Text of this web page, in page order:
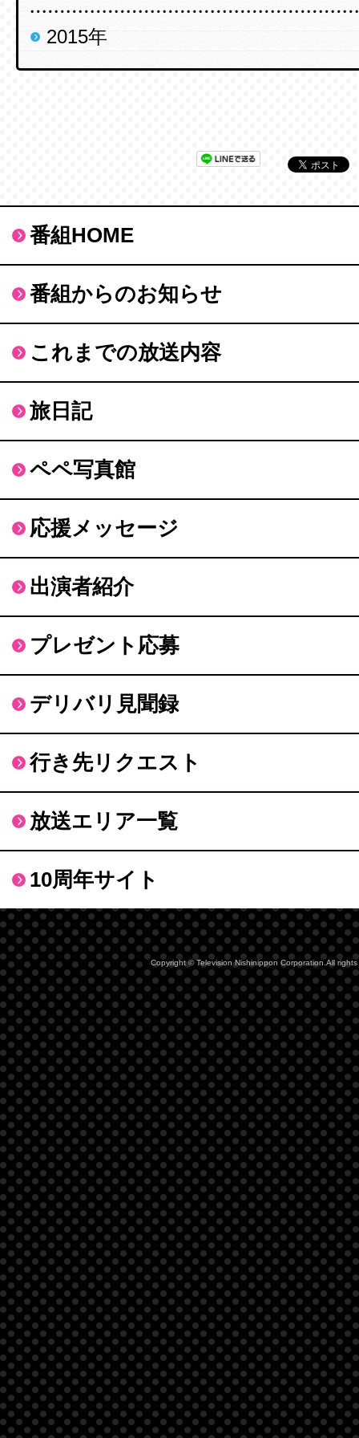
2015年
番組HOME
番組からのお知らせ
これまでの放送内容
旅日記
ペペ写真館
応援メッセージ
出演者紹介
プレゼント応募
デリバリ見聞録
行き先リクエスト
放送エリア一覧
10周年サイト
Copyright © Television Nishinippon Corporation.All